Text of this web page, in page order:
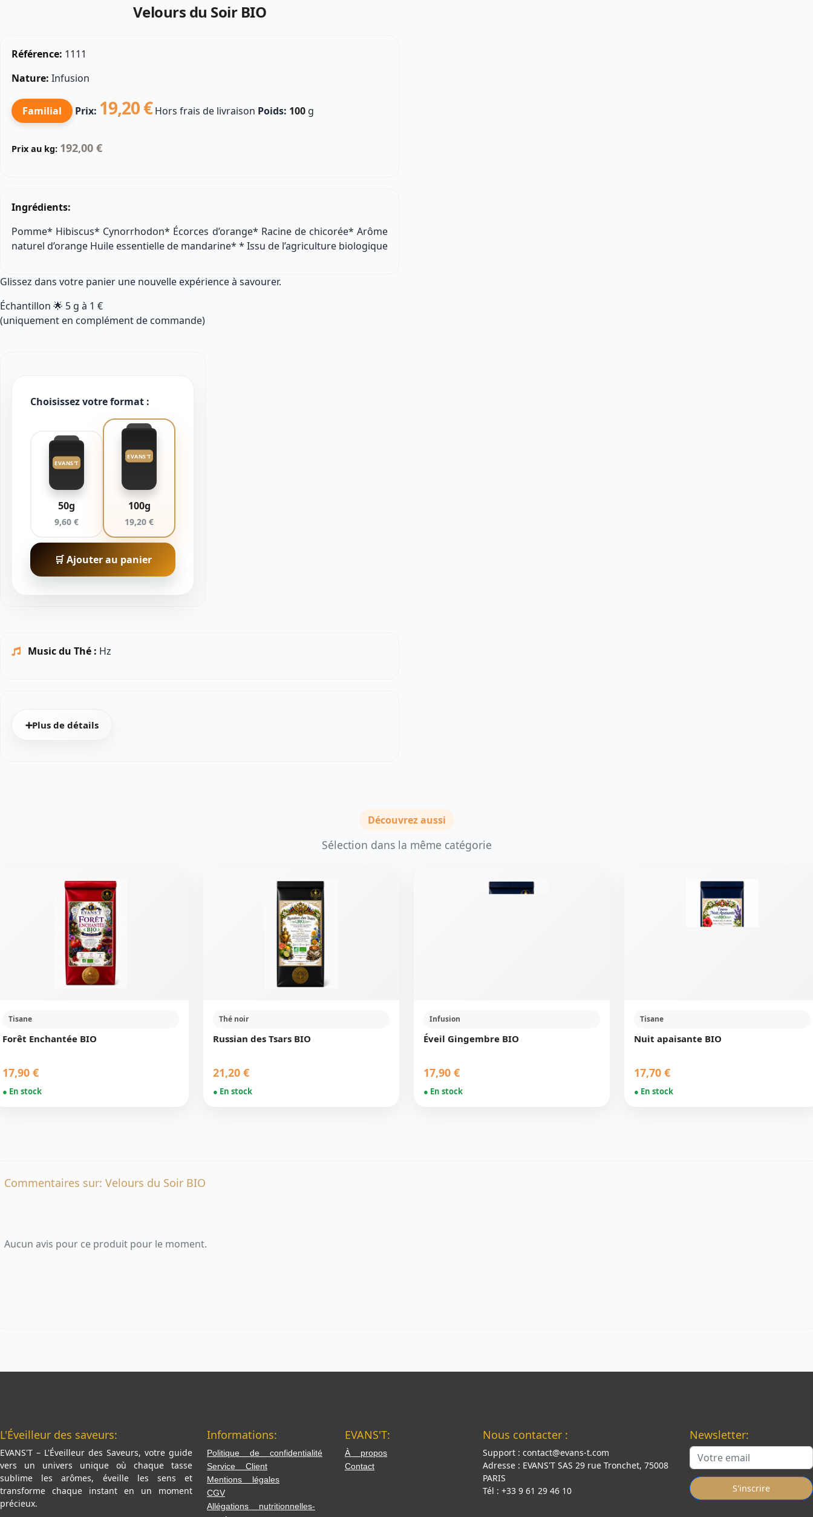
Velours du Soir BIO
Référence: 1111
Nature: Infusion
Familial Prix: 19,20 € Hors frais de livraison Poids: 100 g
Prix au kg: 192,00 €
Ingrédients:
Pomme* Hibiscus* Cynorrhodon* Écorces d’orange* Racine de chicorée* Arôme
naturel d’orange Huile essentielle de mandarine* * Issu de l’agriculture biologique
Glissez dans votre panier une nouvelle expérience à savourer.
Échantillon 🌟 5 g à 1 €
(uniquement en complément de commande)
Choisissez votre format :
EVANS'T
50g
9,60 €
EVANS'T
100g
19,20 €
🛒 Ajouter au panier
Music du Thé : Hz
➕Plus de détails
Découvrez aussi
Sélection dans la même catégorie
Tisane
Forêt Enchantée BIO
17,90 €
● En stock
Thé noir
Russian des Tsars BIO
21,20 €
● En stock
Infusion
Éveil Gingembre BIO
17,90 €
● En stock
Tisane
Nuit apaisante BIO
17,70 €
● En stock
Commentaires sur: Velours du Soir BIO
Aucun avis pour ce produit pour le moment.
L'Éveilleur des saveurs:
EVANS'T – L'Éveilleur des Saveurs, votre guide
vers un univers unique où chaque tasse
sublime les arômes, éveille les sens et
transforme chaque instant en un moment
précieux.
Informations:
Politique de confidentialité
Service Client
Mentions légales
CGV
Allégations nutritionnelles-
EVANS'T:
À propos
Contact
Nous contacter :
Support : contact@evans-t.com
Adresse : EVANS'T SAS 29 rue Tronchet, 75008
PARIS
Tél : +33 9 61 29 46 10
Newsletter:
S'inscrire